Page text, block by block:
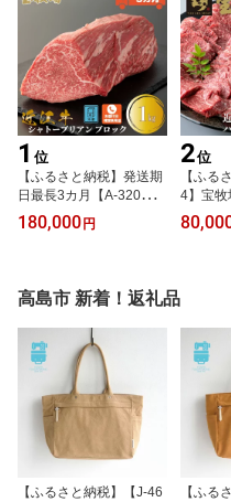
1 位
【ふるさと納税】発送期
日最長3カ月【A-320】宝
牧場 近江牛シャトーブリ
アンブロック 1kg［高島
180,000 円
2位
【ふる
4】宝牧
焼肉用
品］
高島市 新着！返礼品
【ふるさと納税】【J-46
【ふる